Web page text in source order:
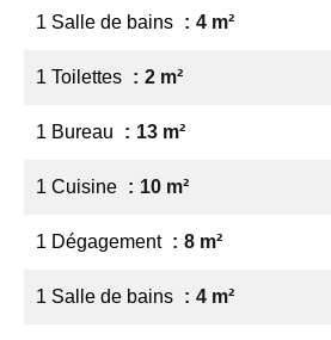
1 Salle de bains 4 m²
1 Toilettes 2 m²
1 Bureau 13 m²
1 Cuisine 10 m²
1 Dégagement 8 m²
1 Salle de bains 4 m²